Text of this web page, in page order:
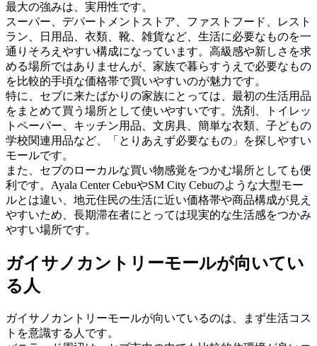
最大の強みは、実用性です。
スーパー、デパートメントストア、ファストフード、レスト
ラン、日用品、衣類、靴、雑貨など、生活に必要なものを一
通りそろえやすい構成になっています。高級感や新しさを求
める場所ではありませんが、家族で暮らすうえで必要なもの
を比較的手頃な価格帯で買いやすいのが魅力です。
特に、セブに来たばかりの家族にとっては、最初の生活用品
をまとめて買う場所として使いやすいです。洗剤、トイレッ
トペーパー、キッチン用品、文房具、簡単な衣類、子どもの
学校関連用品など、「とりあえず必要なもの」を探しやすい
モールです。
また、セブのローカルな買い物感覚をつかむ場所としても便
利です。Ayala Center CebuやSM City Cebuのような大型モー
ルとは違い、地元住民の生活に近い価格帯や商品構成が見え
やすいため、長期滞在者にとっては現実的な生活感をつかみ
やすい場所です。
ガイサノカントリーモールが向いてい
る人
ガイサノカントリーモールが向いているのは、まず生活コス
トを意識する人です。